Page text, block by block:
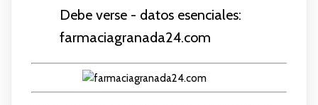
Debe verse - datos esenciales:
farmaciagranada24.com